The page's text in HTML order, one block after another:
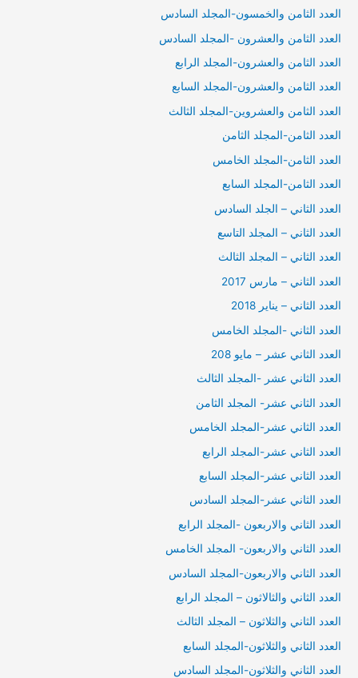
العدد الثامن والخمسون-المجلد السادس
العدد الثامن والعشرون -المجلد السادس
العدد الثامن والعشرون-المجلد الرابع
العدد الثامن والعشرون-المجلد السابع
العدد الثامن والعشروين-المجلد الثالث
العدد الثامن-المجلد الثامن
العدد الثامن-المجلد الخامس
العدد الثامن-المجلد السابع
العدد الثاني – الجلد السادس
العدد الثاني – المجلد التاسع
العدد الثاني – المجلد الثالث
العدد الثاني – مارس 2017
العدد الثاني – يناير 2018
العدد الثاني -المجلد الخامس
العدد الثاني عشر – مايو 208
العدد الثاني عشر -المجلد الثالث
العدد الثاني عشر- المجلد الثامن
العدد الثاني عشر-المجلد الخامس
العدد الثاني عشر-المجلد الرابع
العدد الثاني عشر-المجلد السابع
العدد الثاني عشر-المجلد السادس
العدد الثاني والاربعون -المجلد الرابع
العدد الثاني والاربعون- المجلد الخامس
العدد الثاني والاربعون-المجلد السادس
العدد الثاني والثالاثون – المجلد الرابع
العدد الثاني والثلاثون – المجلد الثالث
العدد الثاني والثلاثون-المجلد السابع
العدد الثاني والثلاثون-المجلد السادس